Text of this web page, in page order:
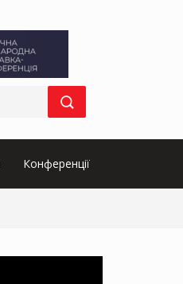
Конференції